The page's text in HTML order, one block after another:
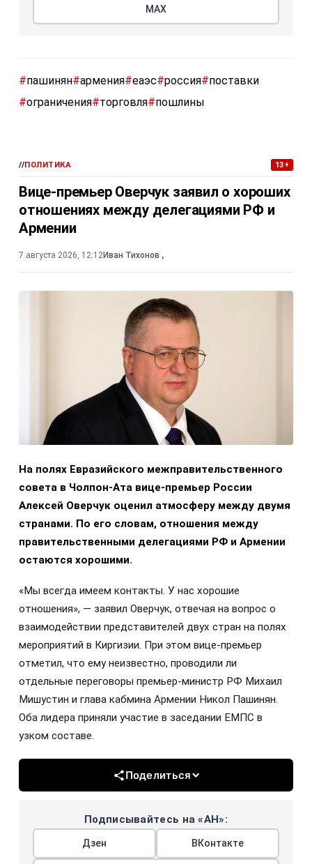
МАХ
#пашинян#армения#еаэс#россия#поставки
#ограничения#торговля#пошлины
//ПОЛИТИКА 13+
Вице-премьер Оверчук заявил о хороших
отношениях между делегациями РФ и
Армении
7 августа 2026, 12:12Иван Тихонов ,
На полях Евразийского межправительственного
совета в Чолпон-Ата вице-премьер России
Алексей Оверчук оценил атмосферу между двумя
странами. По его словам, отношения между
правительственными делегациями РФ и Армении
остаются хорошими.
«Мы всегда имеем контакты. У нас хорошие
отношения», — заявил Оверчук, отвечая на вопрос о
взаимодействии представителей двух стран на полях
мероприятий в Киргизии. При этом вице-премьер
отметил, что ему неизвестно, проводили ли
отдельные переговоры премьер-министр РФ Михаил
Мишустин и глава кабмина Армении Никол Пашинян.
Оба лидера приняли участие в заседании ЕМПС в
узком составе.
Поделиться
Подписывайтесь на «АН»:
Дзен ВКонтакте